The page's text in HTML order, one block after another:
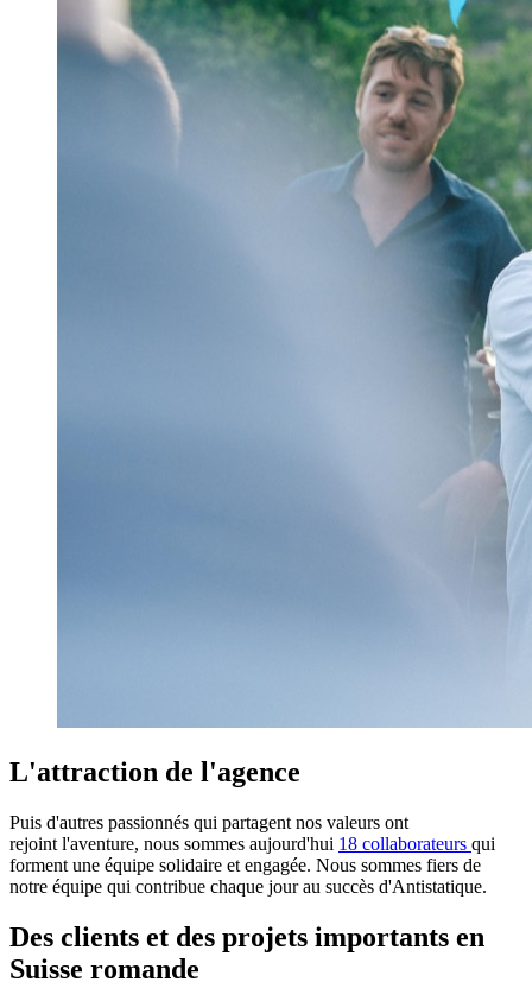
L'attraction de l'agence
Puis d'autres passionnés qui partagent nos valeurs ont
rejoint l'aventure, nous sommes aujourd'hui 18 collaborateurs qui
forment une équipe solidaire et engagée. Nous sommes fiers de
notre équipe qui contribue chaque jour au succès d'Antistatique.
Des clients et des projets importants en
Suisse romande